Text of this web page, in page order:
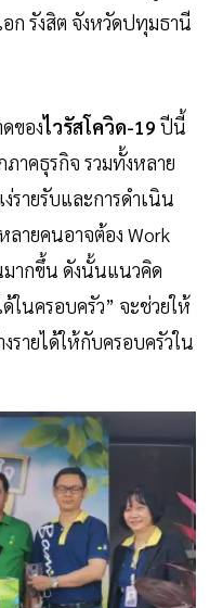
อก รังสิต จังหวัดปทุมธานี
ของไวรัสโควิด-19 ปีนี้
าคธุรกิจ รวมทั้งหลาย
รายรับและการดำเนิน
ลายคนอาจต้อง Work
มากขึ้น ดังนั้นแนวคิด
ในครอบครัว” จะช่วยให้
รายได้ให้กับครอบครัวใน